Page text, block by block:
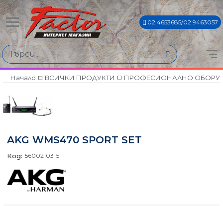
02 4653685/02 9463057
Начало ВСИЧКИ ПРОДУКТИ ПРОФЕСИОНАЛНО
AKG WMS470 SPORT SET
Код: 56002103-5